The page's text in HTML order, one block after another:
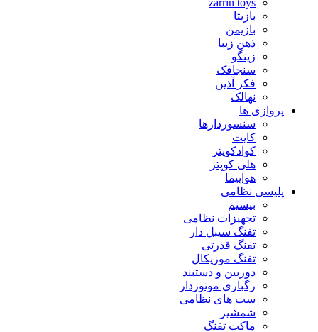
بازیتا
بازیمن
ذهن زیبا
زینگو
سنجاقک
فکر آذین
نهالک
پروازی ها
سنسوردارها
کایت
کوادکوپتر
هلی کوپتر
هواپیما
پلیسی نظامی
بیسیم
تجهیزات نظامی
تفنگ سیبل دار
تفنگ قدرتی
تفنگ موزیکال
دوربین و دستبند
رگباری موتوردار
ست های نظامی
شمشیر
ماکت تفنگ